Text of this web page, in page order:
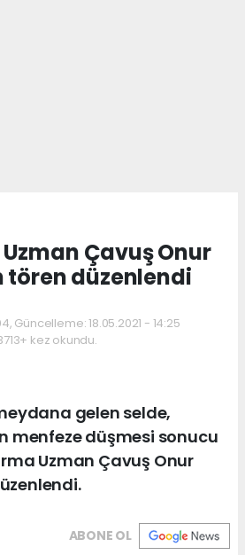
Çavuş Onur
tören düzenlendi
Güncelleme: 18.05.2021 - 14:25
kez okundu.
gelen selde,
menfeze düşmesi sonucu
Uzman Çavuş Onur
ABONE OL